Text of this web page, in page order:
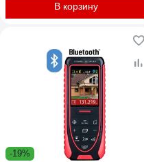
В корзину
-19%